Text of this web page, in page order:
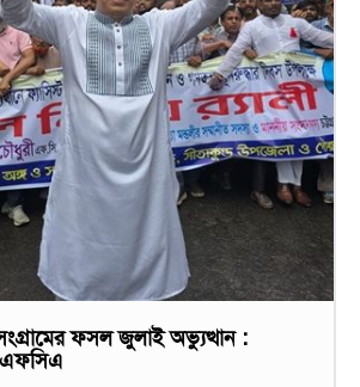
ফসল জুলাই অভ্যুত্থান :